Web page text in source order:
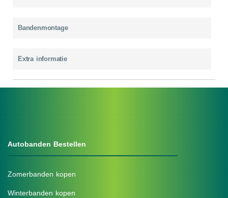
Bandenmontage
Extra informatie
Autobanden Bestellen
Zomerbanden kopen
Winterbanden kopen